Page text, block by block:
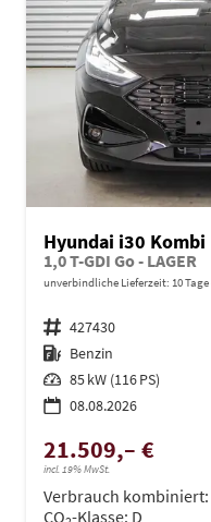
Hyundai i30 Kombi
1,0 T-GDI Go - LAGER
unverbindliche Lieferzeit: 10 Tage
Fahrzeugnr. 427430
Kraftstoff Benzin
Leistung 85 kW (116 PS)
08.08.2026
21.509,– €
incl. 19% MwSt.
Verbrauch kombiniert:
CO -Klasse: D